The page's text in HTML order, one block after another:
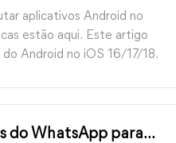
aplicativos Android no
estão aqui. Este artigo
Android no iOS 16/17/18.
do WhatsApp para